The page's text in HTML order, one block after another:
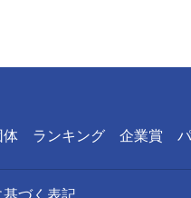
体 ランキング 企業賞